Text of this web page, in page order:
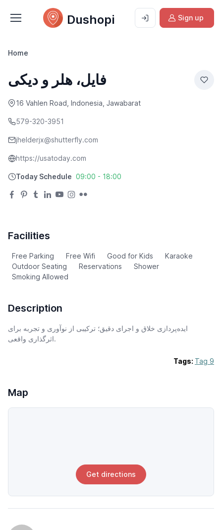
Dushopi Sign up
Home
فایل، هلر و دیکی
16 Vahlen Road, Indonesia, Jawabarat
579-320-3951
jhelderjx@shutterfly.com
https://usatoday.com
Today Schedule 09:00 - 18:00
Facilities
Free Parking Free Wifi Good for Kids
Karaoke
Outdoor Seating
Reservations
Shower
Smoking Allowed
Description
ایده‌پردازی خلاق و اجرای دقیق؛ ترکیبی از نوآوری و تجربه برای
اثرگذاری واقعی.
Tags: Tag 9
Map
Get directions